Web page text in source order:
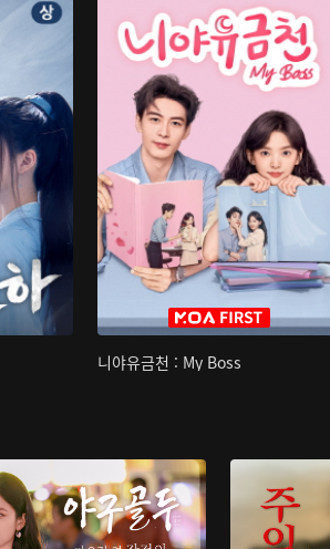
니야유금천 : My Boss